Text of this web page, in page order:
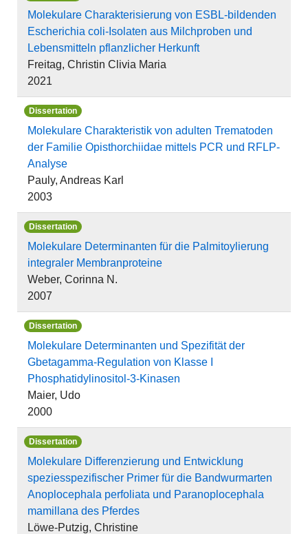
Molekulare Charakterisierung von ESBL-bildenden
Escherichia coli-Isolaten aus Milchproben und
Lebensmitteln pflanzlicher Herkunft
Freitag, Christin Clivia Maria
2021
Dissertation
Molekulare Charakteristik von adulten Trematoden
der Familie Opisthorchiidae mittels PCR und RFLP-
Analyse
Pauly, Andreas Karl
2003
Dissertation
Molekulare Determinanten für die Palmitoylierung
integraler Membranproteine
Weber, Corinna N.
2007
Dissertation
Molekulare Determinanten und Spezifität der
Gbetagamma-Regulation von Klasse I
Phosphatidylinositol-3-Kinasen
Maier, Udo
2000
Dissertation
Molekulare Differenzierung und Entwicklung
speziesspezifischer Primer für die Bandwurmarten
Anoplocephala perfoliata und Paranoplocephala
mamillana des Pferdes
Löwe-Putzig, Christine